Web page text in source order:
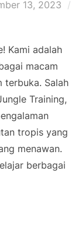
13, 2023
Kami adalah
macam
terbuka. Salah
Training,
tropis yang
menawan.
berbagai